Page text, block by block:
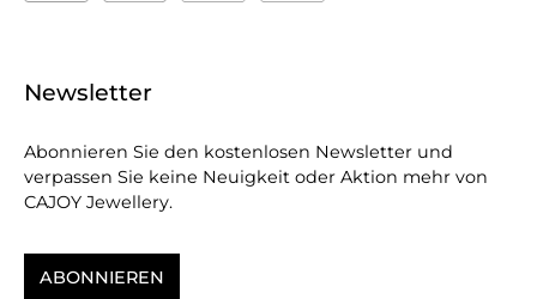
Newsletter
Abonnieren Sie den kostenlosen Newsletter und
verpassen Sie keine Neuigkeit oder Aktion mehr von
CAJOY Jewellery.
ABONNIEREN